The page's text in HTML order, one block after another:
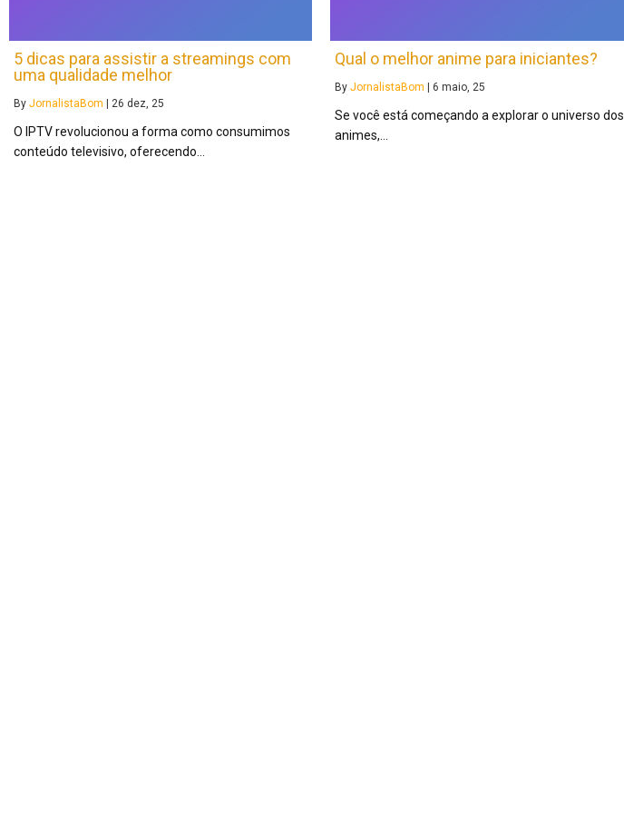
5 dicas para assistir a streamings com
uma qualidade melhor
By JornalistaBom | 26 dez, 25
O IPTV revolucionou a forma como consumimos
conteúdo televisivo, oferecendo…
Qual o melhor anime para iniciantes?
By JornalistaBom | 6 maio, 25
Se você está começando a explorar o universo dos
animes,…